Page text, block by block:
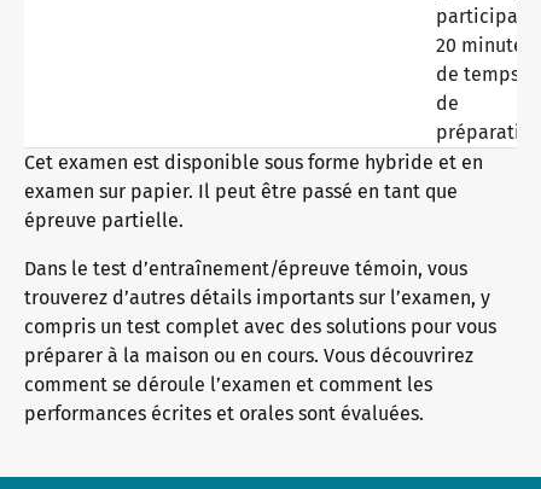
Apprentissage de l’allemand avec les manuels telc
Allemand pour l’université
Programme éditorial : Assistance & FAQ
Événements en interne
ZQ BSK
Qualification Responsabilité des examens
telc dans la presse
Actualités telc
Carrière
boutique CampusformationCommunity
20 minutes
de temps
de
préparation
Cet examen est disponible sous forme hybride et en
examen sur papier. Il peut être passé en tant que
épreuve partielle.
Dans le test d’entraînement/épreuve témoin, vous
trouverez d’autres détails importants sur l’examen, y
compris un test complet avec des solutions pour vous
préparer à la maison ou en cours. Vous découvrirez
comment se déroule l’examen et comment les
performances écrites et orales sont évaluées.